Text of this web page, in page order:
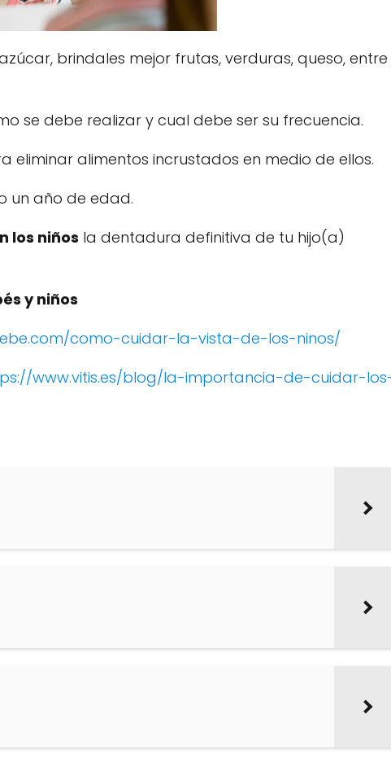
brindales mejor frutas, verduras, queso, entre
se debe realizar y cual debe ser su frecuencia.
eliminar alimentos incrustados en medio de ellos.
un año de edad.
los niños la dentadura definitiva de tu hijo(a)
y niños
como-cuidar-la-vista-de-los-ninos/
www.vitis.es/blog/la-importancia-de-cuidar-